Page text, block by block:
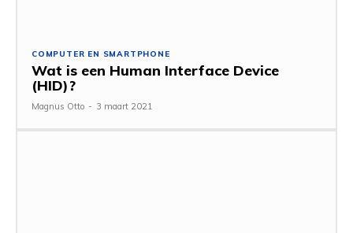
COMPUTER EN SMARTPHONE
Wat is een Human Interface Device
(HID)?
Magnus Otto - 3 maart 2021